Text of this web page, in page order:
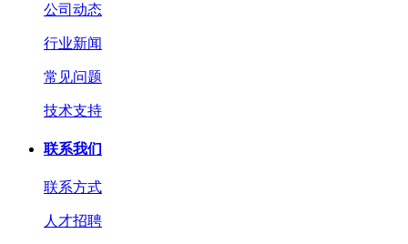
公司动态
行业新闻
常见问题
技术支持
联系我们
联系方式
人才招聘